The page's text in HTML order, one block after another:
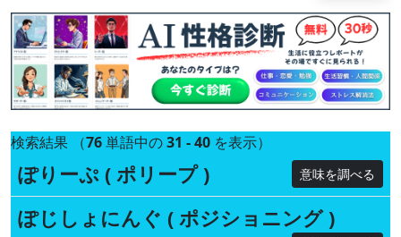
検索結果 （76単語中の31 - 40 を表示）
ぽりーぷ ( ポリープ ) 意味を調べる
ぽじしょにんぐ ( ポジショニング )